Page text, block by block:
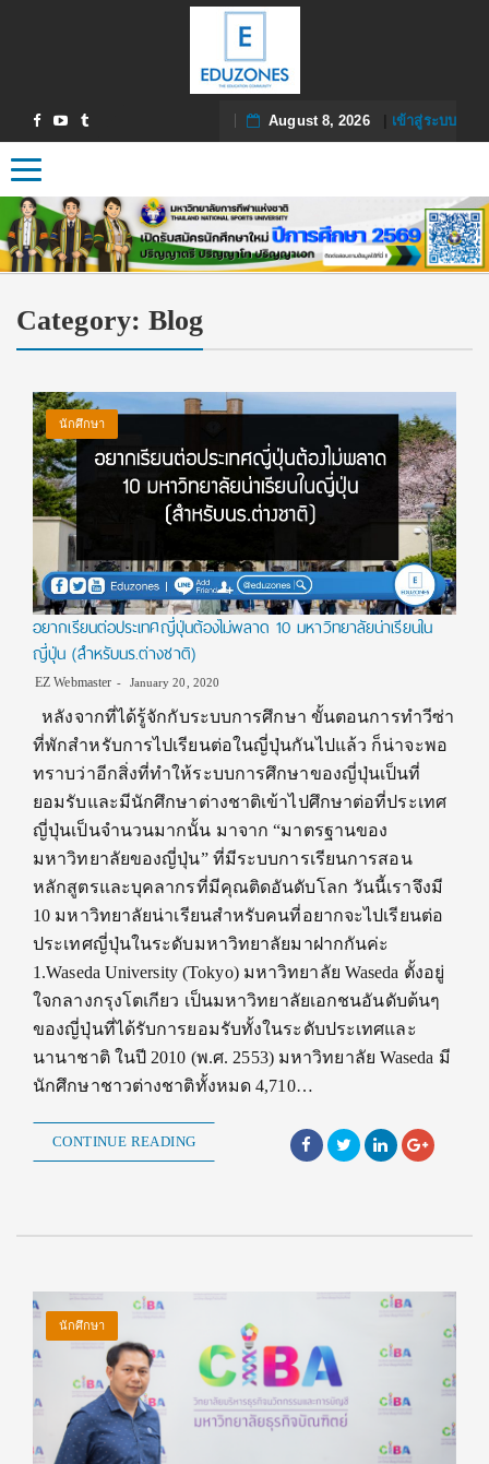
August 8, 2026| เข้าสู่ระบบ
Toggle navigation
Category: Blog
นักศึกษา
อยากเรียนต่อประเทศญี่ปุ่นต้องไม่พลาด 10 มหาวิทยาลัยน่าเรียนใน
ญี่ปุ่น (สำหรับนร.ต่างชาติ)
EZ Webmaster January 20, 2020
หลังจากที่ได้รู้จักกับระบบการศึกษา ขั้นตอนการทำวีซ่า
ที่พักสำหรับการไปเรียนต่อในญี่ปุ่นกันไปแล้ว ก็น่าจะพอ
ทราบว่าอีกสิ่งที่ทำให้ระบบการศึกษาของญี่ปุ่นเป็นที่
ยอมรับและมีนักศึกษาต่างชาติเข้าไปศึกษาต่อที่ประเทศ
ญี่ปุ่นเป็นจำนวนมากนั้น มาจาก “มาตรฐานของ
มหาวิทยาลัยของญี่ปุ่น” ที่มีระบบการเรียนการสอน
หลักสูตรและบุคลากรที่มีคุณติดอันดับโลก วันนี้เราจึงมี
10 มหาวิทยาลัยน่าเรียนสำหรับคนที่อยากจะไปเรียนต่อ
ประเทศญี่ปุ่นในระดับมหาวิทยาลัยมาฝากกันค่ะ
1.Waseda University (Tokyo) มหาวิทยาลัย Waseda ตั้งอยู่
ใจกลางกรุงโตเกียว เป็นมหาวิทยาลัยเอกชนอันดับต้นๆ
ของญี่ปุ่นที่ได้รับการยอมรับทั้งในระดับประเทศและ
นานาชาติ ในปี 2010 (พ.ศ. 2553) มหาวิทยาลัย Waseda มี
นักศึกษาชาวต่างชาติทั้งหมด 4,710…
CONTINUE READING
นักศึกษา